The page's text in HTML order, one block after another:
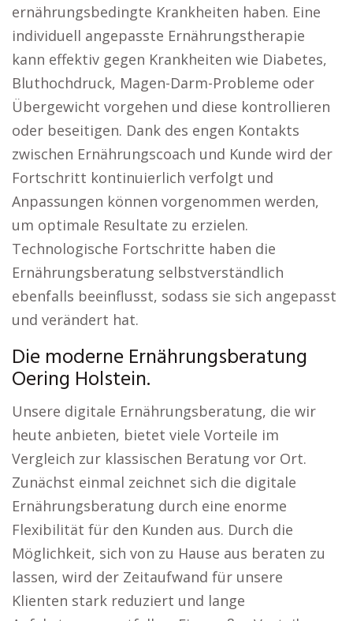
ernährungsbedingte Krankheiten haben. Eine
individuell angepasste Ernährungstherapie
kann effektiv gegen Krankheiten wie Diabetes,
Bluthochdruck, Magen-Darm-Probleme oder
Übergewicht vorgehen und diese kontrollieren
oder beseitigen. Dank des engen Kontakts
zwischen Ernährungscoach und Kunde wird der
Fortschritt kontinuierlich verfolgt und
Anpassungen können vorgenommen werden,
um optimale Resultate zu erzielen.
Technologische Fortschritte haben die
Ernährungsberatung selbstverständlich
ebenfalls beeinflusst, sodass sie sich angepasst
und verändert hat.
Die moderne Ernährungsberatung
Oering Holstein.
Unsere digitale Ernährungsberatung, die wir
heute anbieten, bietet viele Vorteile im
Vergleich zur klassischen Beratung vor Ort.
Zunächst einmal zeichnet sich die digitale
Ernährungsberatung durch eine enorme
Flexibilität für den Kunden aus. Durch die
Möglichkeit, sich von zu Hause aus beraten zu
lassen, wird der Zeitaufwand für unsere
Klienten stark reduziert und lange